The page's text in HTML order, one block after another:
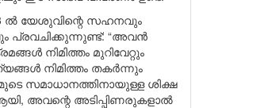
ൽ യേശുവിന്റെ സഹനവും
പ്രവചിക്കുന്നുണ്ട്: “അവൻ
നിമിത്തം മുറിവേറ്റും
നിമിത്തം തകർന്നും
സമാധാനത്തിനായുള്ള ശിക്ഷ
അവന്റെ അടിപ്പിണരുകളാൽ